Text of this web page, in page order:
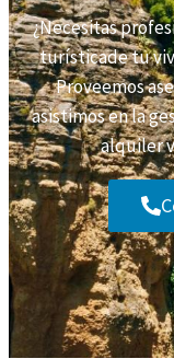
¿Necesitas
turísticade tu
Proveemos
asistimos en la
alquiler